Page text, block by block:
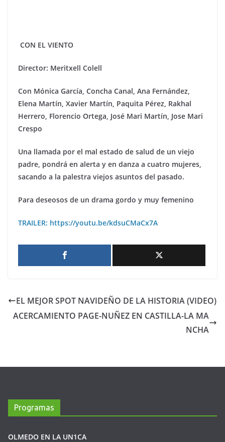
CON EL VIENTO
Director: Meritxell Colell
Con Mónica García, Concha Canal, Ana Fernández,
Elena Martín, Xavier Martín, Paquita Pérez, Rakhal
Herrero, Florencio Ortega, José Mari Martín, Jose Mari
Crespo
Una llamada por el mal estado de salud de un viejo
padre, pondrá en alerta y en danza a cuatro mujeres,
sacando a la palestra viejos asuntos del pasado.
Para deseosos de un drama gordo y muy femenino
TRAILER: https://youtu.be/kdsuCMaCx7A
EL MEJOR SPOT NAVIDEÑO DE LA HISTORIA (VIDEO)
ACERCAMIENTO PAGE-NUÑEZ EN CASTILLA-LA MA
NCHA
Programas
OLMEDO EN LA UN1CA